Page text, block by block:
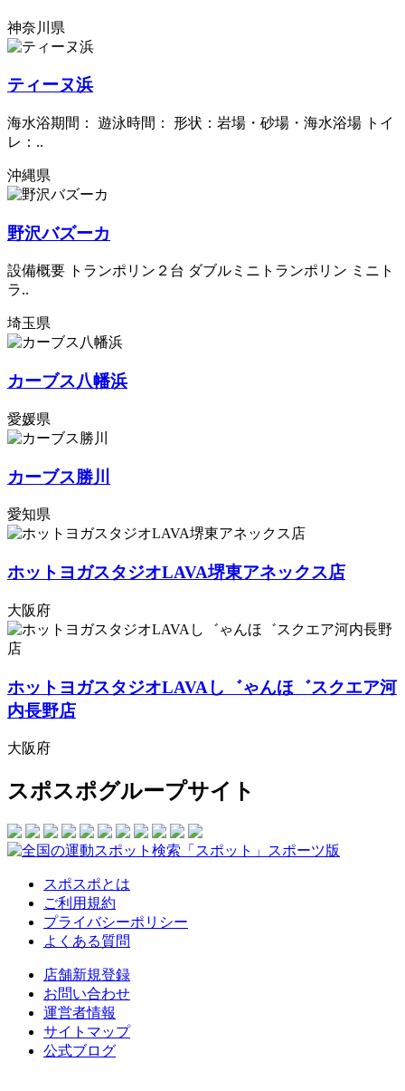
神奈川県
ティーヌ浜
海水浴期間： 遊泳時間： 形状：岩場・砂場・海水浴場 トイ
レ：..
沖縄県
野沢バズーカ
設備概要 トランポリン２台 ダブルミニトランポリン ミニト
ラ..
埼玉県
カーブス八幡浜
愛媛県
カーブス勝川
愛知県
ホットヨガスタジオLAVA堺東アネックス店
大阪府
ホットヨガスタジオLAVAし゛ゃんほ゛スクエア河
内長野店
大阪府
スポスポグループサイト
スポスポとは
ご利用規約
プライバシーポリシー
よくある質問
店舗新規登録
お問い合わせ
運営者情報
サイトマップ
公式ブログ